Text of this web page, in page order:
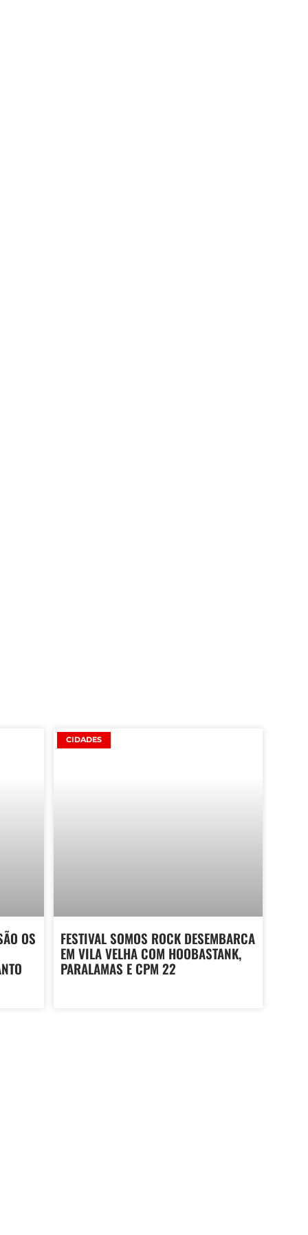
OS
CIDADES
FESTIVAL SOMOS ROCK DESEMBARCA
EM VILA VELHA COM HOOBASTANK,
PARALAMAS E CPM 22